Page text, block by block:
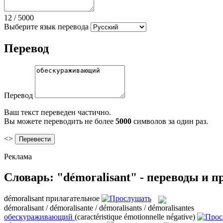
12 / 5000
Выберите язык перевода
Перевод
Перевод
Ваш текст переведен частично.
Вы можете переводить не более 5000 символов за один раз.
<>
Реклама
Словарь: "démoralisant" - переводы и
démoralisant прилагательное
démoralisant / démoralisante / démoralisants / démoralisantes
обескураживающий (caractéristique émotionnelle négative)